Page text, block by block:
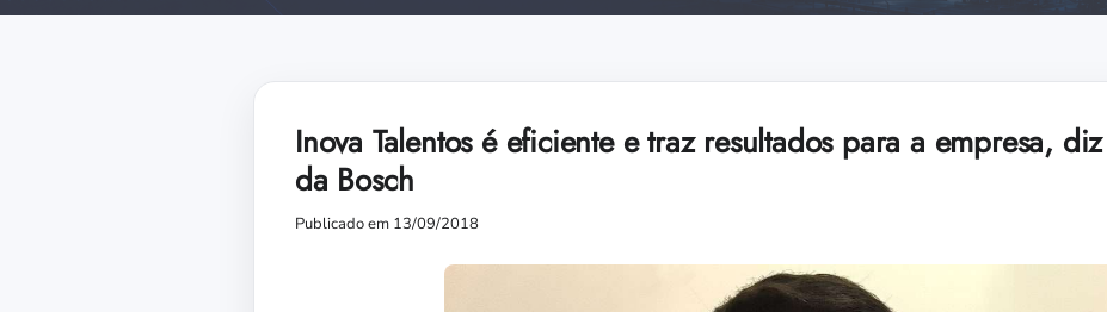
Inova Talentos é eficiente e traz resultados para a empresa,
da Bosch
Publicado em 13/09/2018